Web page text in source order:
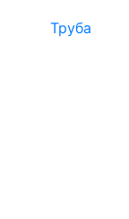
Труба